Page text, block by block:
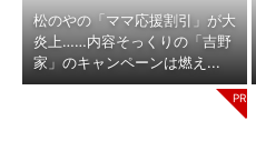
松のやの「ママ応援割引」が大
炎上……内容そっくりの「吉野
家」のキャンペーンは燃え...